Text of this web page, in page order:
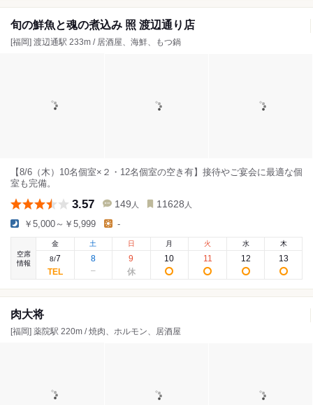
旬の鮮魚と魂の煮込み 照 渡辺通り店
[福岡] 渡辺通駅 233m / 居酒屋、海鮮、もつ鍋
【8/6（木）10名個室×２・12名個室の空き有】接待やご宴会に最適な個
室も完備。
3.57 149 人 11628 人
￥5,000～￥5,999 -
空席
情報
金
8/7
土
8
日
9
月
10
火
11
水
12
木
13
肉大将
[福岡] 薬院駅 220m / 焼肉、ホルモン、居酒屋